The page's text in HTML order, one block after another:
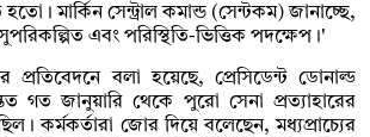
মার্কিন সেন্ট্রাল কমান্ড (সেন্টকম) জানাচ্ছে,
এবং পরিস্থিতি-ভিত্তিক পদক্ষেপ।'
প্রতিবেদনে বলা হয়েছে, প্রেসিডেন্ট ডোনাল্ড
গত জানুয়ারি থেকে পুরো সেনা প্রত্যাহারের
কর্মকর্তারা জোর দিয়ে বলেছেন, মধ্যপ্রাচ্যের